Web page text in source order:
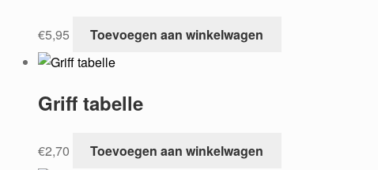
€5,95 Toevoegen aan winkelwagen
Griff tabelle
€2,70 Toevoegen aan winkelwagen